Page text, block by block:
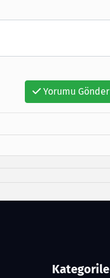
Yorumu Gönder